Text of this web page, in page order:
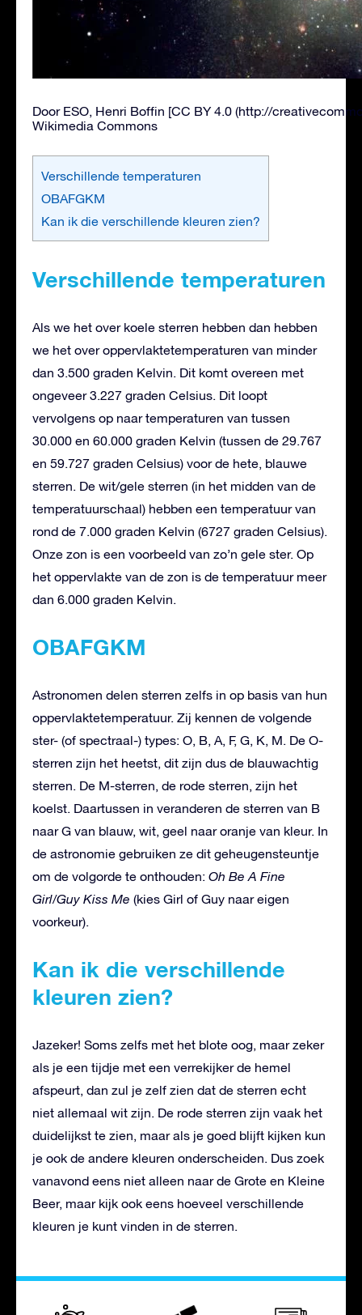
Door ESO, Henri Boffin [CC BY 4.0 (http://
Wikimedia Commons
Verschillende temperaturen
OBAFGKM
Kan ik die verschillende kleuren zien?
Verschillende temperaturen
Als we het over koele sterren hebben dan hebben
we het over oppervlaktetemperaturen van minder
dan 3.500 graden Kelvin. Dit komt overeen met
ongeveer 3.227 graden Celsius. Dit loopt
vervolgens op naar temperaturen van tussen
30.000 en 60.000 graden Kelvin (tussen de 29.767
en 59.727 graden Celsius) voor de hete, blauwe
sterren. De wit/gele sterren (in het midden van de
temperatuurschaal) hebben een temperatuur van
rond de 7.000 graden Kelvin (6727 graden Celsius).
Onze zon is een voorbeeld van zo’n gele ster. Op
het oppervlakte van de zon is de temperatuur meer
dan 6.000 graden Kelvin.
OBAFGKM
Astronomen delen sterren zelfs in op basis van hun
oppervlaktetemperatuur. Zij kennen de volgende
ster- (of spectraal-) types: O, B, A, F, G, K, M. De O-
sterren zijn het heetst, dit zijn dus de blauwachtig
sterren. De M-sterren, de rode sterren, zijn het
koelst. Daartussen in veranderen de sterren van B
naar G van blauw, wit, geel naar oranje van kleur. In
de astronomie gebruiken ze dit geheugensteuntje
om de volgorde te onthouden: Oh Be A Fine
Girl/Guy Kiss Me (kies Girl of Guy naar eigen
voorkeur).
Kan ik die verschillende
kleuren zien?
Jazeker! Soms zelfs met het blote oog, maar zeker
als je een tijdje met een verrekijker de hemel
afspeurt, dan zul je zelf zien dat de sterren echt
niet allemaal wit zijn. De rode sterren zijn vaak het
duidelijkst te zien, maar als je goed blijft kijken kun
je ook de andere kleuren onderscheiden. Dus zoek
vanavond eens niet alleen naar de Grote en Kleine
Beer, maar kijk ook eens hoeveel verschillende
kleuren je kunt vinden in de sterren.